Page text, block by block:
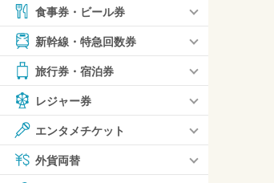
食事券・ビール券
新幹線・特急回数券
旅行券・宿泊券
レジャー券
エンタメチケット
外貨両替